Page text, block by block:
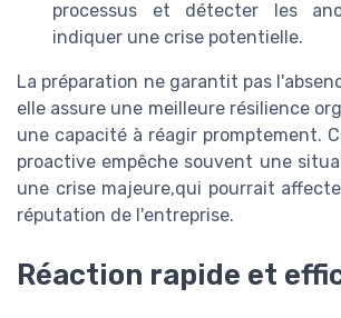
processus et détecter les
indiquer une crise potentielle.
La préparation ne garantit pas
elle assure une meilleure résilience
une capacité à réagir promptement.
proactive empêche souvent une
une crise majeure,qui pourrait
réputation de l'entreprise.
Réaction rapide et